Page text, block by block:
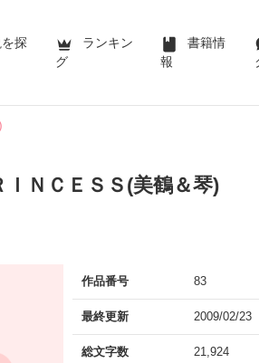
探
ランキン
グ
書籍情
報
ＩＮＣＥＳＳ(美鶴＆琴)
作品番号 83
最終更新 2009/02/23
総文字数 21,924